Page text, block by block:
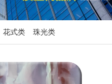
花式类 珠光类